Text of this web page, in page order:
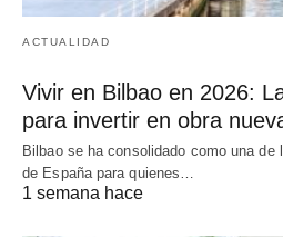
ACTUALIDAD
Vivir en Bilbao en 2026:
para invertir en obra
Bilbao se ha consolidado como una
de España para quienes…
1 semana hace